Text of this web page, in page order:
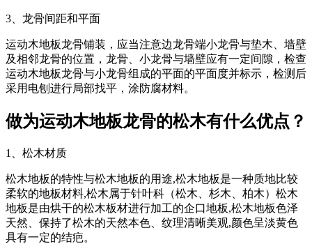
3、龙骨间距和平面
运动木地板龙骨铺装，应当注意边龙骨端小龙骨与垫木、墙壁
及相邻龙骨的位置，龙骨、小龙骨与墙壁应有一定间隙，检查
运动木地板龙骨与小龙骨组成的平面的平面度并标示，检测后
采用电刨进行局部找平，涂防腐材料。
做为运动木地板龙骨的松木有什么优点？
1、松木材质
松木地板的特性与松木地板的用途,松木地板是一种质地比较
柔软的地板材料,松木属于针叶科（松木、杉木、柏木）松木
地板是由烘干的松木板材进行加工的企口地板,松木地板色泽
天然、保持了松木的天然本色、纹理清晰美观,颜色呈淡黄色
具有一定的结疤。